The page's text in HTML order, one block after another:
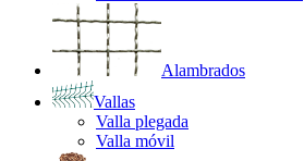
Alambrados
Vallas
Valla plegada
Valla móvil